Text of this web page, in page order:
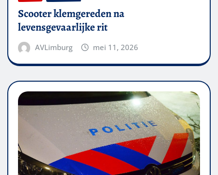
Scooter klemgereden na
levensgevaarlijke rit
AVLimburg mei 11, 2026